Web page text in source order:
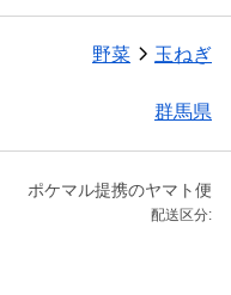
野菜 玉ねぎ
群馬県
ポケマル提携のヤマト便
配送区分: